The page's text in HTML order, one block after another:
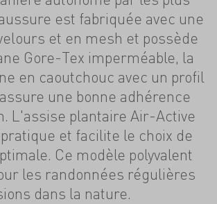
est fabriquée avec une
et en mesh et possède
Gore-Tex imperméable, la
en caoutchouc avec un profil
une bonne adhérence
L'assise plantaire Air-Active
et facilite le choix de
Ce modèle polyvalent
les randonnées régulières
dans la nature.